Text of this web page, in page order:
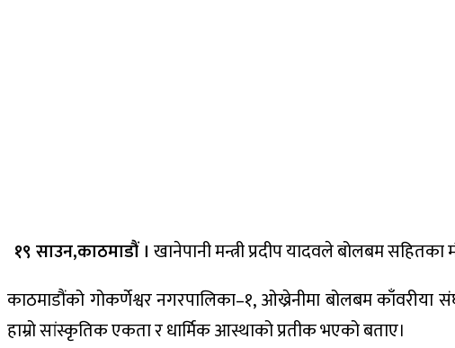
१९ साउन,काठमाडौं । खानेपानी मन्त्री प्रदीप यादवले बोलबम सहितका
काठमाडौंको गोकर्णेश्वर नगरपालिका–१, ओख्रेनीमा बोलबम काँवरीया
हाम्रो सांस्कृतिक एकता र धार्मिक आस्थाको प्रतीक भएको बताए।